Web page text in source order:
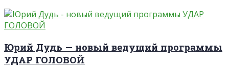
Юрий Дудь — новый ведущий программы
УДАР ГОЛОВОЙ